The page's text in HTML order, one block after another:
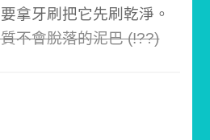
拿牙刷把它先刷乾淨。
不會脫落的泥巴 (!??)